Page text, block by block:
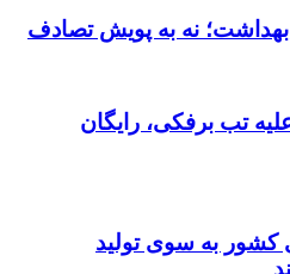
نه به پویش تصادف
تب برفکی، رایگان
کشور به سوی تولید